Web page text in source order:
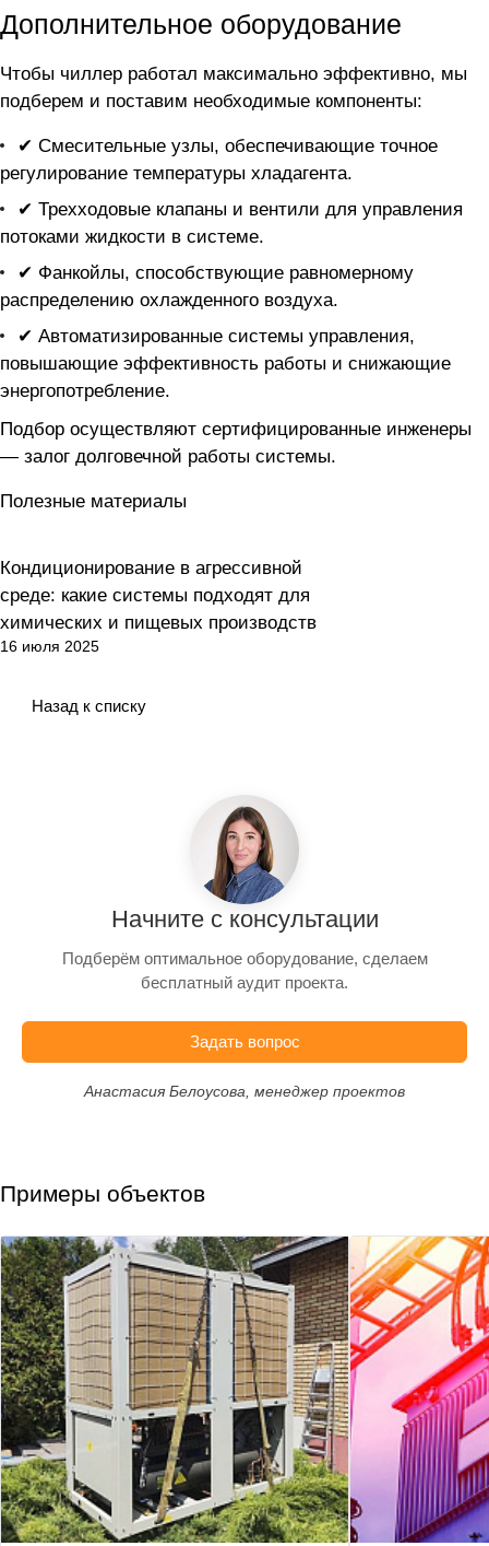
Дополнительное оборудование
Чтобы чиллер работал максимально эффективно, мы
подберем и поставим необходимые компоненты:
✔ Смесительные узлы, обеспечивающие точное
регулирование температуры хладагента.
✔ Трехходовые клапаны и вентили для управления
потоками жидкости в системе.
✔ Фанкойлы, способствующие равномерному
распределению охлажденного воздуха.
✔ Автоматизированные системы управления,
повышающие эффективность работы и снижающие
энергопотребление.
Подбор осуществляют сертифицированные инженеры
— залог долговечной работы системы.
Полезные материалы
Как выбрать?
Кондиционирование в агрессивной
среде: какие системы подходят для
химических и пищевых производств
16 июля 2025
Назад к списку
Начните с консультации
Подберём оптимальное оборудование, сделаем
бесплатный аудит проекта.
Задать вопрос
Анастасия Белоусова, менеджер проектов
Примеры объектов